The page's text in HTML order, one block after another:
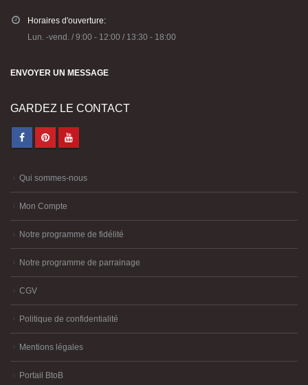
Horaires d'ouverture:
Lun. -vend. / 9:00 - 12:00 / 13:30 - 18:00
ENVOYER UN MESSAGE
GARDEZ LE CONTACT
Qui sommes-nous
Mon Compte
Notre programme de fidélité
Notre programme de parrainage
CGV
Politique de confidentialité
Mentions légales
Portail BtoB